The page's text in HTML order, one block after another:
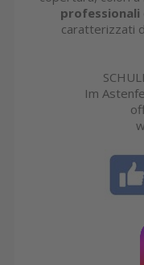
professionali
caratterizzati
Im